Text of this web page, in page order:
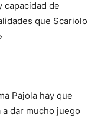
capacidad de
que Scariolo
Pajola hay que
dar mucho juego